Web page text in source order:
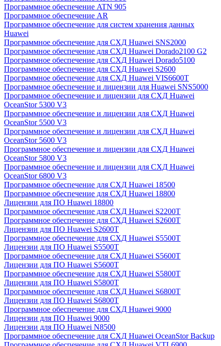
Программное обеспечение ATN 905
Программное обеспечение AR
Программное обеспечение для систем хранения данных
Huawei
Программное обеспечение для СХД Huawei SNS2000
Программное обеспечение для СХД Huawei Dorado2100 G2
Программное обеспечение для СХД Huawei Dorado5100
Программное обеспечение для СХД Huawei S2600
Программное обеспечение для СХД Huawei VIS6600T
Программное обеспечение и лицензии для Huawei SNS5000
Программное обеспечение и лицензии для СХД Huawei
OceanStor 5300 V3
Программное обеспечение и лицензии для СХД Huawei
OceanStor 5500 V3
Программное обеспечение и лицензии для СХД Huawei
OceanStor 5600 V3
Программное обеспечение и лицензии для СХД Huawei
OceanStor 5800 V3
Программное обеспечение и лицензии для СХД Huawei
OceanStor 6800 V3
Программное обеспечение для СХД Huawei 18500
Программное обеспечение для СХД Huawei 18800
Лицензии для ПО Huawei 18800
Программное обеспечение для СХД Huawei S2200T
Программное обеспечение для СХД Huawei S2600T
Лицензии для ПО Huawei S2600T
Программное обеспечение для СХД Huawei S5500T
Лицензии для ПО Huawei S5500T
Программное обеспечение для СХД Huawei S5600T
Лицензии для ПО Huawei S5600T
Программное обеспечение для СХД Huawei S5800T
Лицензии для ПО Huawei S5800T
Программное обеспечение для СХД Huawei S6800T
Лицензии для ПО Huawei S6800T
Программное обеспечение для СХД Huawei 9000
Лицензии для ПО Huawei 9000
Лицензии для ПО Huawei N8500
Программное обеспечение для СХД Huawei OceanStor Backup